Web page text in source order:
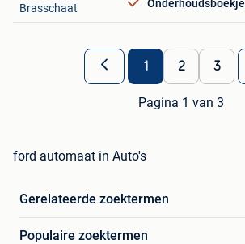
Onderhoudsboekje
Brasschaat
1 2 3
Pagina 1 van 3
ford automaat in Auto's
Gerelateerde zoektermen
Populaire zoektermen